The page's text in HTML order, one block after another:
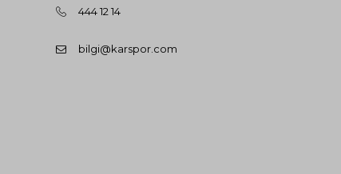
444 12 14
bilgi@karspor.com